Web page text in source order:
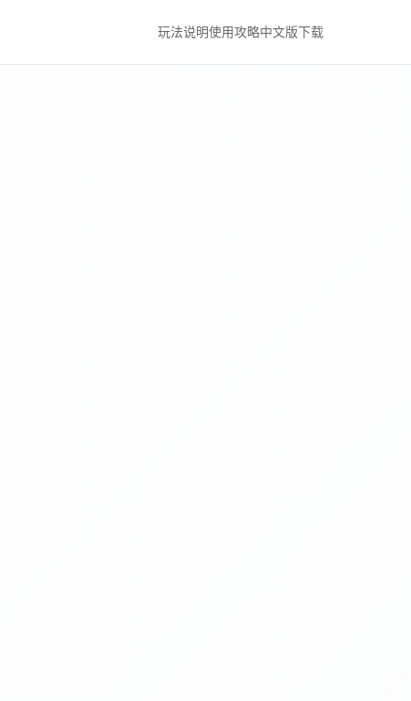
玩法说明使用攻略中文版下载